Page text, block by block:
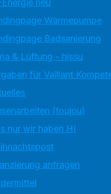
Energie neu
Wärmepumpe
Badsanierung
& Lüftung - hissu
für Vaillant
(toujou)
nur wir haben HI
anfragen